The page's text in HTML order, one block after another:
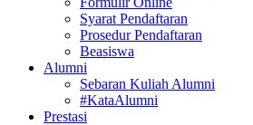
Syarat Pendaftaran
Prosedur Pendaftaran
Beasiswa
Alumni
Sebaran Kuliah Alumni
#KataAlumni
Prestasi